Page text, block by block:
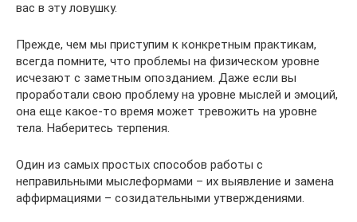
вас в эту ловушку.
Прежде, чем мы приступим к конкретным практикам,
всегда помните, что проблемы на физическом уровне
исчезают с заметным опозданием. Даже если вы
проработали свою проблему на уровне мыслей и эмоций,
она еще какое-то время может тревожить на уровне
тела. Наберитесь терпения.
Один из самых простых способов работы с
неправильными мыслеформами – их выявление и замена
аффирмациями – созидательными утверждениями.